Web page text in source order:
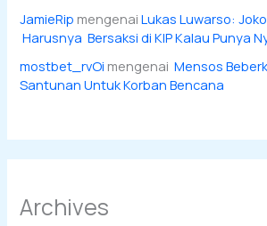
JamieRip mengenaiLukas Luwarso:
Harusnya Bersaksi di KIP Kalau Punya
mostbet_rvOi mengenai Mensos
Santunan Untuk Korban Bencana
Archives